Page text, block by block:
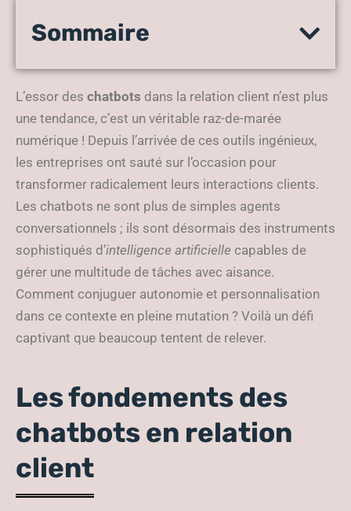
comment concilier
personnalisation
Sommaire
L’essor des chatbots dans la relation client n’est plus
une tendance, c’est un véritable raz-de-marée
numérique ! Depuis l’arrivée de ces outils ingénieux,
les entreprises ont sauté sur l’occasion pour
transformer radicalement leurs interactions clients.
Les chatbots ne sont plus de simples agents
conversationnels ; ils sont désormais des instruments
sophistiqués d’intelligence artificielle capables de
gérer une multitude de tâches avec aisance.
Comment conjuguer autonomie et personnalisation
dans ce contexte en pleine mutation ? Voilà un défi
captivant que beaucoup tentent de relever.
Les fondements des
chatbots en relation
client